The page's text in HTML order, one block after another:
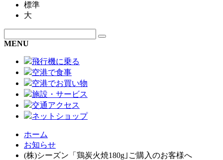
標準
大
MENU
飛行機に乗る
空港で食事
空港でお買い物
施設・サービス
交通アクセス
ネットショップ
ホーム
お知らせ
(株)シーズン「鶏炭火焼180g｣ご購入のお客様へ